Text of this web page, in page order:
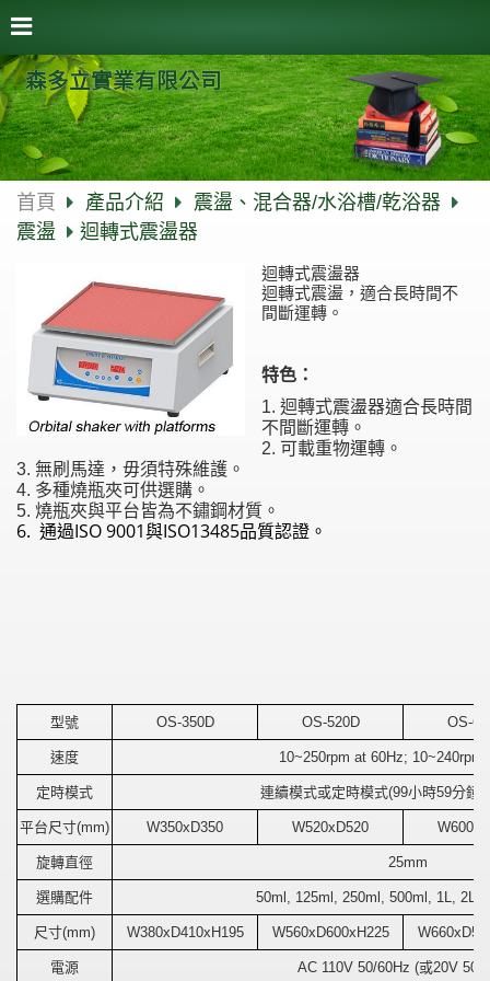
森多立實業有限公司
首頁 產品介紹
震盪、混合器/水浴槽/乾浴器
震盪
迴轉式震盪器
迴轉式震盪器
迴轉式震盪，適合長時間不
間斷運轉。
特色：
1. 迴轉式震盪器適合長時間
不間斷運轉。
2. 可載重物運轉。
3. 無刷馬達，毋須特殊維護。
4. 多種燒瓶夾可供選購。
5. 燒瓶夾與平台皆為不鏽鋼材質。
6. 通過ISO 9001與ISO13485品質認證。
型號 OS-350D OS-520D OS-
速度 10~250rpm at 60Hz; 10~240rpm
定時模式 連續模式或定時模式(99小時59分鐘
平台尺寸(mm) W350xD350 W520xD520
旋轉直徑 25mm
選購配件 50ml, 125ml, 250ml, 500ml, 1L, 2L
尺寸(mm) W380xD410xH195 W560xD600xH225
電源 AC 110V 50/60Hz (或20V 50/